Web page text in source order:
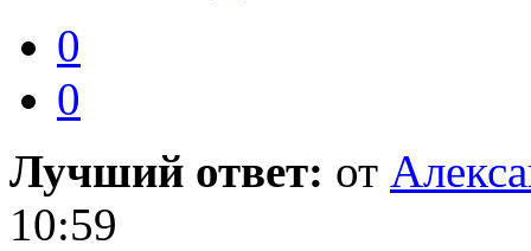
0
0
Лучший ответ: от
10:59